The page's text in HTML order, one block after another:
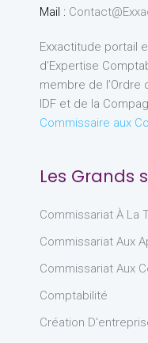
Mail :
Exxactitude portail
d’Expertise
membre de l’Ordre
IDF et de la
Commissaire aux
Les Grands
Commissariat À La
Commissariat Aux
Commissariat Aux
Comptabilité
Création